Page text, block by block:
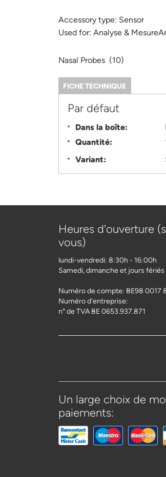
Accessory type: Sensor
Used for: Analyse &
Nasal Probes (10)
Information
FICHE TECHNIQUE
ACTIF)
Par défaut
Dans la boîte:
Quantité:
Variant:
Heures d'ouverture
vous)
lundi-vendredi: 8:30h - 16:00h
Samedi, dimanche et jours
Numéro de compte: BE98 0017
Numéro d'entreprise:
n° de TVA BE 0653.937.871
Un large choix de
paiements: